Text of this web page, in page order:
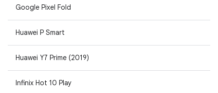
Google Pixel Fold
Huawei P Smart
Huawei Y7 Prime (2019)
Infinix Hot 10 Play